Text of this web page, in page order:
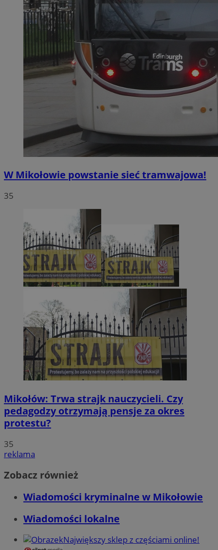
W Mikołowie powstanie sieć tramwajowa!
35
Mikołów: Trwa strajk nauczycieli. Czy
pedagodzy otrzymają pensje za okres
protestu?
35
reklama
Zobacz również
Wiadomości kryminalne w Mikołowie
Wiadomości lokalne
Największy sklep z częściami online!